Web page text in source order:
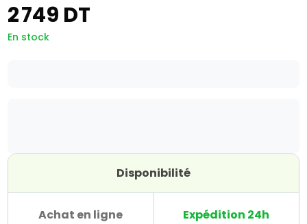
2 749 DT
En stock
Disponibilité
Achat en ligne Expédition 24h